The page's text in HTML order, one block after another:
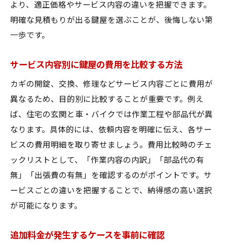
より、適正価格やサービス内容の違いを把握できます。
明確な見積もりが出る鍵屋を選ぶことが、後悔しない第
一歩です。
サービス内容別に鍵屋の費用を比較する方法
カギの開錠、交換、修理などサービス内容ごとに費用が
異なるため、目的別に比較することが重要です。例え
ば、住宅の玄関と車・バイクでは作業工程や部品代が異
なります。具体的には、依頼内容を明確に伝え、各サー
ビスの費用明細を取り寄せましょう。費用比較時のチェ
ックリストとして、「作業内容の内訳」「部品代の有
無」「出張費の有無」を確認するのがポイントです。サ
ービスごとの違いを把握することで、納得感の高い選択
が可能になります。
追加料金が発生するケースを事前に確認